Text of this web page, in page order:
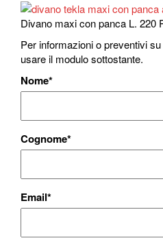
Divano maxi con panca L. 220
Per informazioni o preventivi
usare il modulo sottostante.
Nome*
Cognome*
Email*